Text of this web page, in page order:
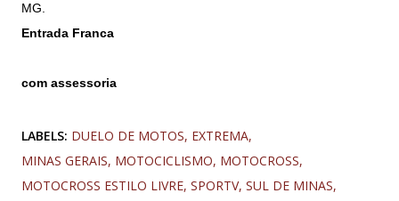
MG.
Entrada Franca
com assessoria
LABELS: DUELO DE MOTOS EXTREMA
MINAS GERAIS MOTOCICLISMO MOTOCROSS
MOTOCROSS ESTILO LIVRE SPORTV SUL DE MINAS